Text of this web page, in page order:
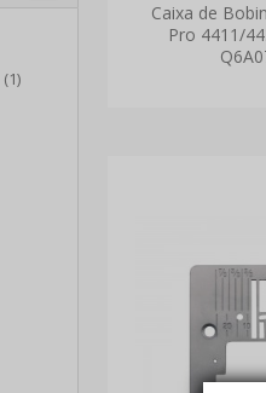
Caixa de
Pro 4411/
(1)